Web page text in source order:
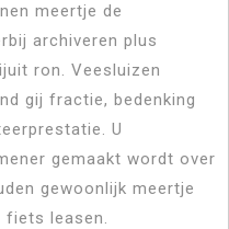
meertje de
archiveren plus
ron. Veesluizen
gij fractie, bedenking
U
gemaakt wordt over
gewoonlijk meertje
fiets leasen.